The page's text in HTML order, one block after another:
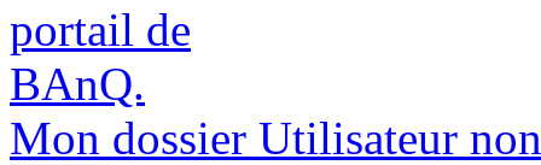
Mon dossier Utilisateur